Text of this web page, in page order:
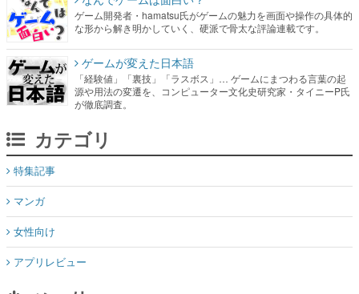
ゲーム開発者・hamatsu氏がゲームの魅力を画面や操作の具体的
な形から解き明かしていく、硬派で骨太な評論連載です。
ゲームが変えた日本語
「経験値」「裏技」「ラスボス」… ゲームにまつわる言葉の起
源や用法の変遷を、コンピューター文化史研究家・タイニーP氏
が徹底調査。
カテゴリ
特集記事
マンガ
女性向け
アプリレビュー